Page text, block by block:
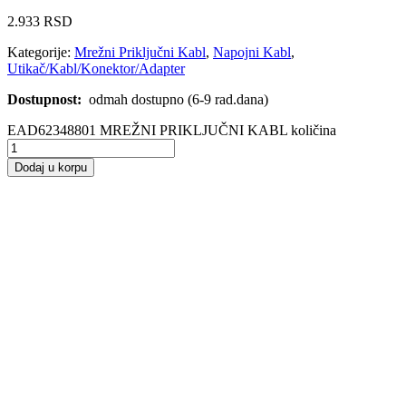
2.933 RSD
Kategorije: Mrežni Priključni Kabl, Napojni Kabl,
Utikač/Kabl/Konektor/Adapter
Dostupnost: odmah dostupno (6-9 rad.dana)
EAD62348801 MREŽNI PRIKLJUČNI KABL količina
Dodaj u korpu